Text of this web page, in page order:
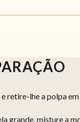
retire-lhe a polpa
grande, misture a